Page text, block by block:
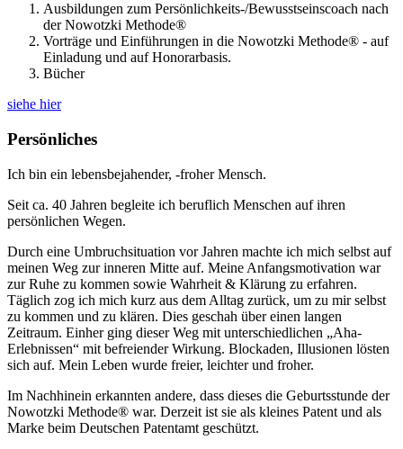
Ausbildungen zum Persönlichkeits-/Bewusstseinscoach nach
der Nowotzki Methode®
Vorträge und Einführungen in die Nowotzki Methode® - auf
Einladung und auf Honorarbasis.
Bücher
siehe hier
Persönliches
Ich bin ein lebensbejahender, -froher Mensch.
Seit ca. 40 Jahren begleite ich beruflich Menschen auf ihren
persönlichen Wegen.
Durch eine Umbruchsituation vor Jahren machte ich mich selbst auf
meinen Weg zur inneren Mitte auf. Meine Anfangsmotivation war
zur Ruhe zu kommen sowie Wahrheit & Klärung zu erfahren.
Täglich zog ich mich kurz aus dem Alltag zurück, um zu mir selbst
zu kommen und zu klären. Dies geschah über einen langen
Zeitraum. Einher ging dieser Weg mit unterschiedlichen „Aha-
Erlebnissen“ mit befreiender Wirkung. Blockaden, Illusionen lösten
sich auf. Mein Leben wurde freier, leichter und froher.
Im Nachhinein erkannten andere, dass dieses die Geburtsstunde der
Nowotzki Methode® war. Derzeit ist sie als kleines Patent und als
Marke beim Deutschen Patentamt geschützt.